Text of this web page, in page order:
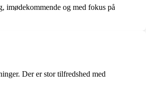
imødekommende og med fokus på
Der er stor tilfredshed med